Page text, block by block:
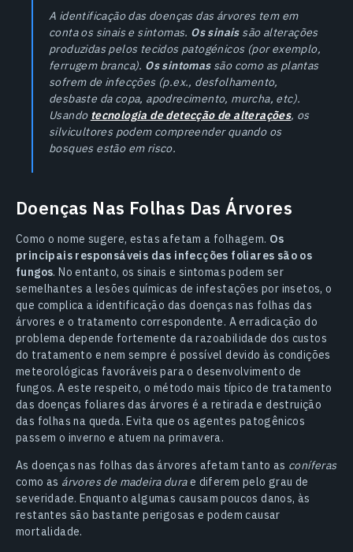
A identificação das doenças das árvores tem em
conta os sinais e sintomas. Os sinaissão alterações
produzidas pelos tecidos patogénicos (por exemplo,
ferrugem branca). Os sintomassão como as plantas
sofrem de infecções (p.ex., desfolhamento,
desbaste da copa, apodrecimento, murcha, etc).
Usando tecnologia de detecção de alterações, os
silvicultores podem compreender quando os
bosques estão em risco.
Doenças Nas Folhas Das Árvores
Como o nome sugere, estas afetam a folhagem. Os
principais responsáveis das infecções foliares são os
fungos. No entanto, os sinais e sintomas podem ser
semelhantes a lesões químicas de infestações por insetos, o
que complica a identificação das doenças nas folhas das
árvores e o tratamento correspondente. A erradicação do
problema depende fortemente da razoabilidade dos custos
do tratamento e nem sempre é possível devido às condições
meteorológicas favoráveis para o desenvolvimento de
fungos. A este respeito, o método mais típico de tratamento
das doenças foliares das árvores é a retirada e destruição
das folhas na queda. Evita que os agentes patogênicos
passem o inverno e atuem na primavera.
As doenças nas folhas das árvores afetam tanto as coníferas
como as árvores de madeira durae diferem pelo grau de
severidade. Enquanto algumas causam poucos danos, às
restantes são bastante perigosas e podem causar
mortalidade.